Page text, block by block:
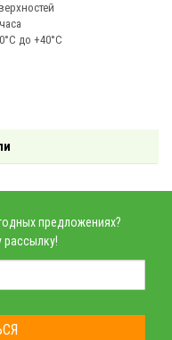
до +40°С
предложениях?
рассылку!